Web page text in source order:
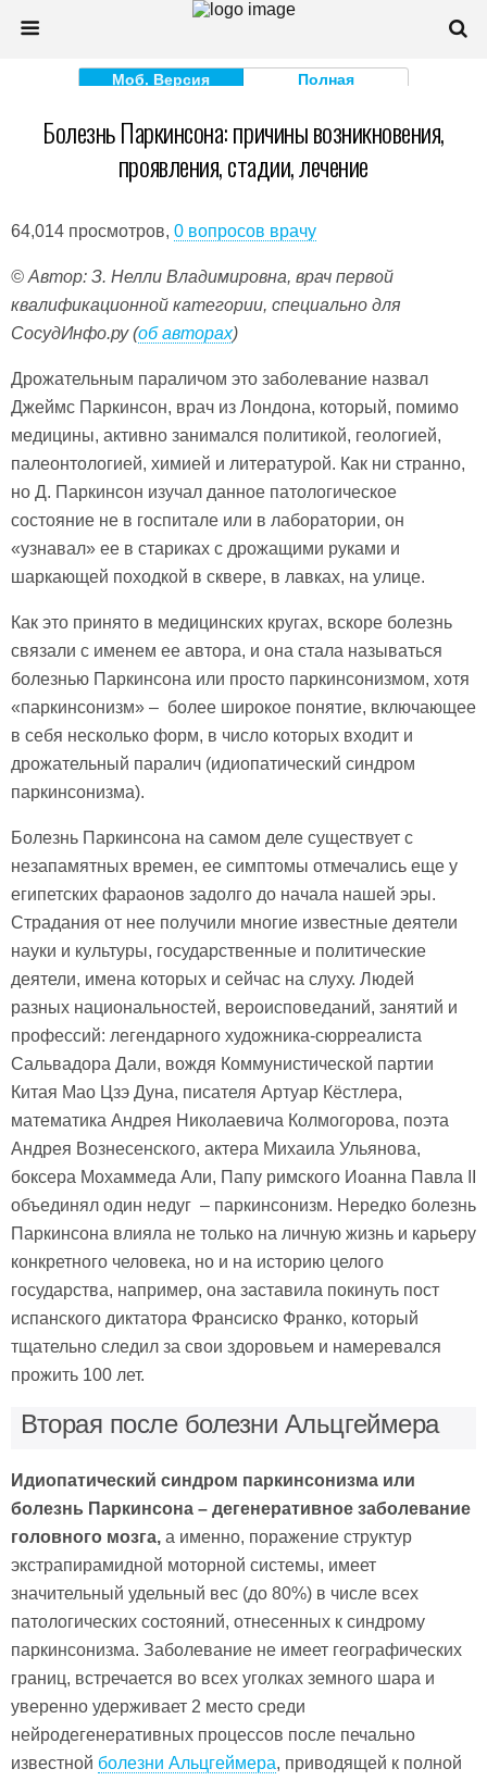
Моб. Версия Полная
Болезнь Паркинсона: причины возникновения,
проявления, стадии, лечение
64,014 просмотров, 0 вопросов врачу
© Автор: З. Нелли Владимировна, врач первой
квалификационной категории, специально для
СосудИнфо.ру (об авторах)
Дрожательным параличом это заболевание назвал
Джеймс Паркинсон, врач из Лондона, который, помимо
медицины, активно занимался политикой, геологией,
палеонтологией, химией и литературой. Как ни странно,
но Д. Паркинсон изучал данное патологическое
состояние не в госпитале или в лаборатории, он
«узнавал» ее в стариках с дрожащими руками и
шаркающей походкой в сквере, в лавках, на улице.
Как это принято в медицинских кругах, вскоре болезнь
связали с именем ее автора, и она стала называться
болезнью Паркинсона или просто паркинсонизмом, хотя
«паркинсонизм» – более широкое понятие, включающее
в себя несколько форм, в число которых входит и
дрожательный паралич (идиопатический синдром
паркинсонизма).
Болезнь Паркинсона на самом деле существует с
незапамятных времен, ее симптомы отмечались еще у
египетских фараонов задолго до начала нашей эры.
Страдания от нее получили многие известные деятели
науки и культуры, государственные и политические
деятели, имена которых и сейчас на слуху. Людей
разных национальностей, вероисповеданий, занятий и
профессий: легендарного художника-сюрреалиста
Сальвадора Дали, вождя Коммунистической партии
Китая Мао Цзэ Дуна, писателя Артуар Кёстлера,
математика Андрея Николаевича Колмогорова, поэта
Андрея Вознесенского, актера Михаила Ульянова,
боксера Мохаммеда Али, Папу римского Иоанна Павла II
объединял один недуг – паркинсонизм. Нередко болезнь
Паркинсона влияла не только на личную жизнь и карьеру
конкретного человека, но и на историю целого
государства, например, она заставила покинуть пост
испанского диктатора Франсиско Франко, который
тщательно следил за свои здоровьем и намеревался
прожить 100 лет.
Вторая после болезни Альцгеймера
Идиопатический синдром паркинсонизма или
болезнь Паркинсона – дегенеративное заболевание
головного мозга, а именно, поражение структур
экстрапирамидной моторной системы, имеет
значительный удельный вес (до 80%) в числе всех
патологических состояний, отнесенных к синдрому
паркинсонизма. Заболевание не имеет географических
границ, встречается во всех уголках земного шара и
уверенно удерживает 2 место среди
нейродегенеративных процессов после печально
известной болезни Альцгеймера, приводящей к полной